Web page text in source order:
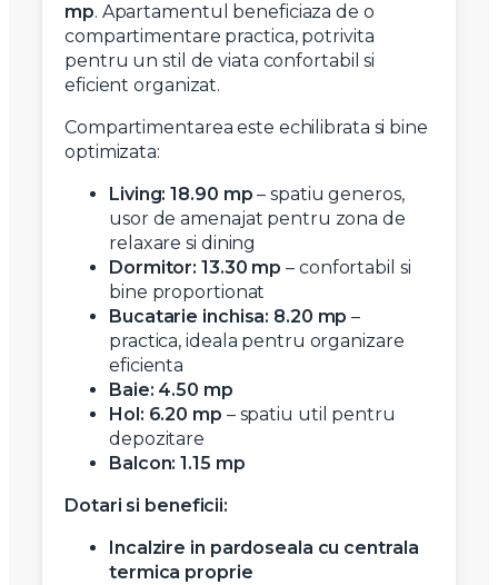
mp. Apartamentul beneficiaza de o
compartimentare practica, potrivita
pentru un stil de viata confortabil si
eficient organizat.
Compartimentarea este echilibrata si bine
optimizata:
Living: 18.90 mp – spatiu generos,
usor de amenajat pentru zona de
relaxare si dining
Dormitor: 13.30 mp – confortabil si
bine proportionat
Bucatarie inchisa: 8.20 mp –
practica, ideala pentru organizare
eficienta
Baie: 4.50 mp
Hol: 6.20 mp – spatiu util pentru
depozitare
Balcon: 1.15 mp
Dotari si beneficii:
Incalzire in pardoseala cu centrala
termica proprie